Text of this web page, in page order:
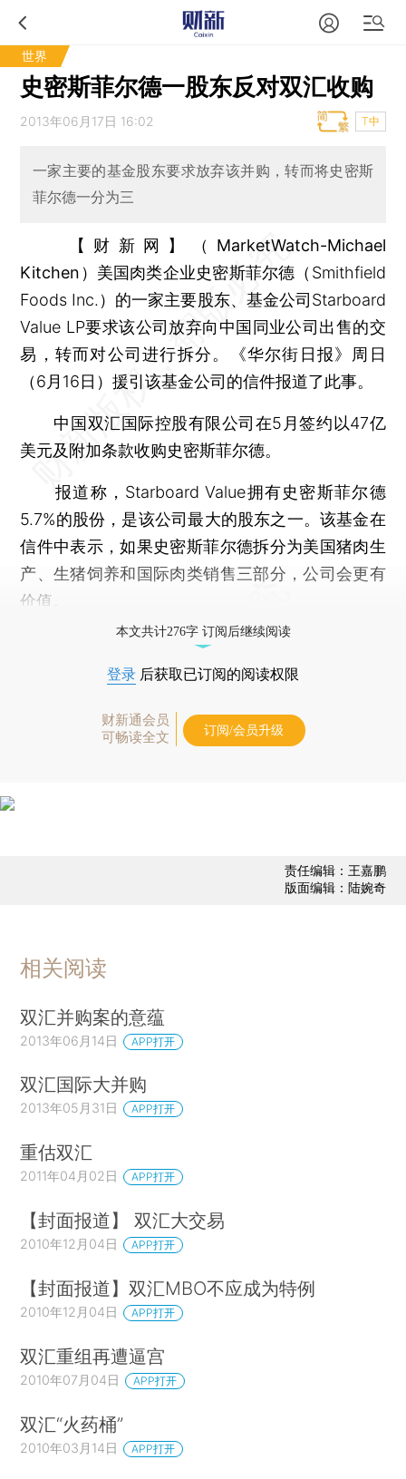
世界
史密斯菲尔德一股东反对双汇收购
2013年06月17日 16:02 T中
一家主要的基金股东要求放弃该并购，转而将史密斯
菲尔德一分为三
【财新网】（MarketWatch-Michael
Kitchen） 美国肉类企业史密斯菲尔德（Smithfield
Foods Inc.）的一家主要股东、基金公司Starboard
Value LP要求该公司放弃向中国同业公司出售的交
易，转而对公司进行拆分。《华尔街日报》周日
（6月16日）援引该基金公司的信件报道了此事。
中国双汇国际控股有限公司在5月签约以47亿
美元及附加条款收购史密斯菲尔德。
报道称，Starboard Value拥有史密斯菲尔德
5.7%的股份，是该公司最大的股东之一。该基金在
信件中表示，如果史密斯菲尔德拆分为美国猪肉生
产、生猪饲养和国际肉类销售三部分，公司会更有
价值。
本文共计276字 订阅后继续阅读
登录 后获取已订阅的阅读权限
财新通会员
可畅读全文
订阅/会员升级
责任编辑：王嘉鹏
版面编辑：陆婉奇
相关阅读
双汇并购案的意蕴
2013年06月14日 APP打开
双汇国际大并购
2013年05月31日 APP打开
重估双汇
2011年04月02日 APP打开
【封面报道】 双汇大交易
2010年12月04日 APP打开
【封面报道】双汇MBO不应成为特例
2010年12月04日 APP打开
双汇重组再遭逼宫
2010年07月04日 APP打开
双汇“火药桶”
2010年03月14日 APP打开